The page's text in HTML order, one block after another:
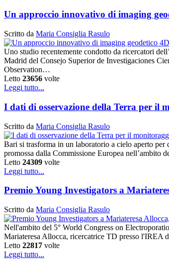
Un approccio innovativo di imaging
Scritto da Maria Consiglia Rasulo
Uno studio recentemente condotto da ricercatori
Madrid del Consejo Superior de Investigaciones
Observation…
Letto 23656 volte
Leggi tutto...
I dati di osservazione della Terra per il
Scritto da Maria Consiglia Rasulo
Bari si trasforma in un laboratorio a cielo aperto
promossa dalla Commissione Europea
Letto 24309 volte
Leggi tutto...
Premio Young Investigators a
Scritto da Maria Consiglia Rasulo
Nell'ambito del 5° World Congress on
Mariateresa Allocca, ricercatrice TD presso l'IREA
Letto 22817 volte
Leggi tutto...